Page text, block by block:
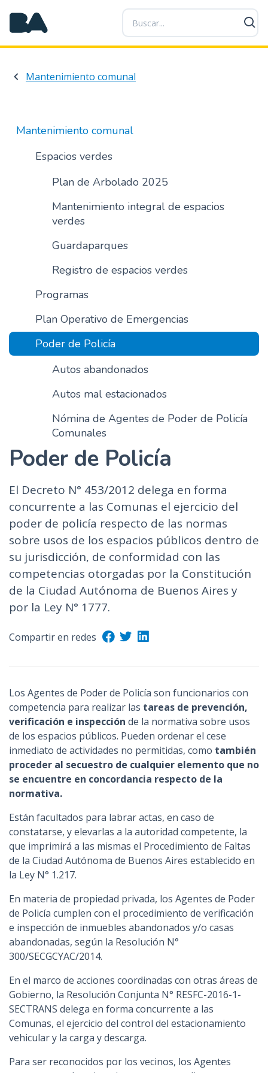
P
a
s
a
a
n
d
i
p
l
Mantenimiento comunal
Mantenimiento comunal
Espacios verdes
Plan de Arbolado 2025
Mantenimiento integral de espacios
verdes
Guardaparques
Registro de espacios verdes
Programas
Plan Operativo de Emergencias
Poder de Policía
Autos abandonados
Autos mal estacionados
Nómina de Agentes de Poder de Policía
Comunales
Poder de Policía
El Decreto N° 453/2012 delega en forma
concurrente a las Comunas el ejercicio del
poder de policía respecto de las normas
sobre usos de los espacios públicos dentro de
su jurisdicción, de conformidad con las
competencias otorgadas por la Constitución
de la Ciudad Autónoma de Buenos Aires y
por la Ley N° 1777.
Compartir en redes
Los Agentes de Poder de Policía son funcionarios con
competencia para realizar las tareas de prevención,
verificación e inspección de la normativa sobre usos
de los espacios públicos. Pueden ordenar el cese
inmediato de actividades no permitidas, como también
proceder al secuestro de cualquier elemento que no
se encuentre en concordancia respecto de la
normativa.
Están facultados para labrar actas, en caso de
constatarse, y elevarlas a la autoridad competente, la
que imprimirá a las mismas el Procedimiento de Faltas
de la Ciudad Autónoma de Buenos Aires establecido en
la Ley N° 1.217.
En materia de propiedad privada, los Agentes de Poder
de Policía cumplen con el procedimiento de verificación
e inspección de inmuebles abandonados y/o casas
abandonadas, según la Resolución N°
300/SECGCYAC/2014.
En el marco de acciones coordinadas con otras áreas de
Gobierno, la Resolución Conjunta N° RESFC-2016-1-
SECTRANS delega en forma concurrente a las
Comunas, el ejercicio del control del estacionamiento
vehicular y la carga y descarga.
Para ser reconocidos por los vecinos, los Agentes